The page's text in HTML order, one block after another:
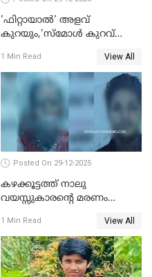
'ഫിറ്റായാൽ' അളവ്
കുറയും,'സ്‌മോൾ കുറവ്
പിഴ
1 Min Read View All
Posted On 29-12-2025
കഴക്കൂട്ടത്ത് നാലു
വയസ്സുകാരന്റെ മരണം
സുഹൃത്തും പൊലീസ്
കസ്റ്റഡിയിൽ
1 Min Read View All